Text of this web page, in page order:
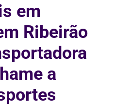
em
Ribeirão
a